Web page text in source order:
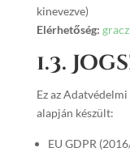
kinevezve)
Elérhetőség:
1.3.
Ez az
alapján készült:
EU GDPR